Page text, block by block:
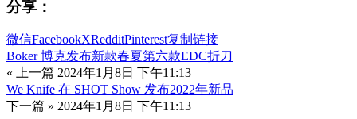
分享：
微信FacebookXRedditPinterest复制链接
Boker 博克发布新款春夏第六款EDC折刀
« 上一篇 2024年1月8日 下午11:13
We Knife 在 SHOT Show 发布2022年新品
下一篇 » 2024年1月8日 下午11:13